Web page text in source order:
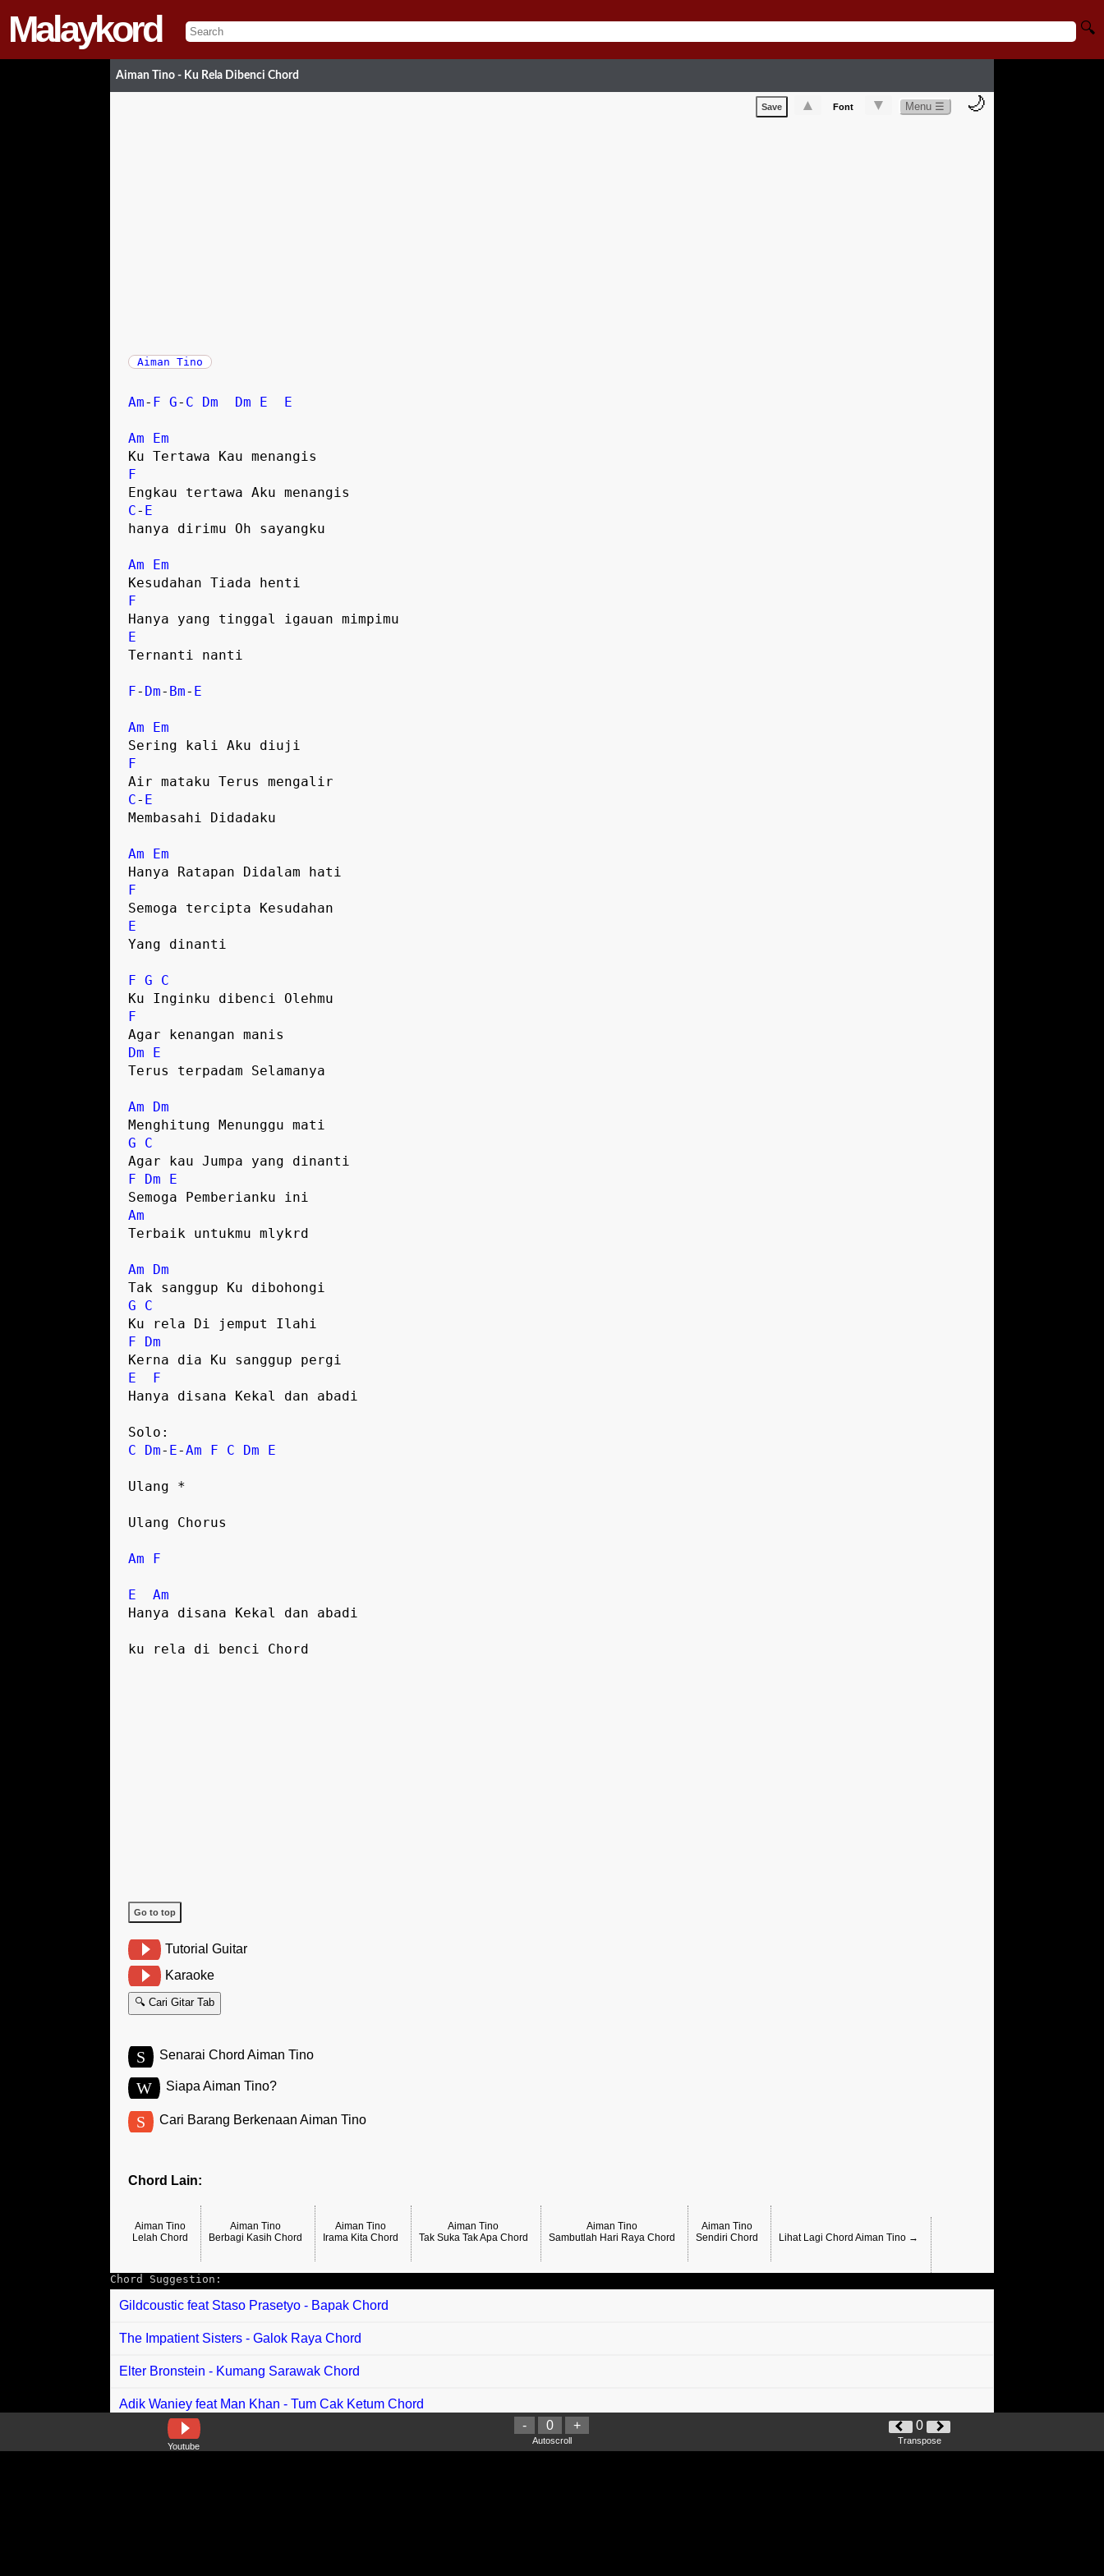
Malaykord 🔍
Aiman Tino - Ku Rela Dibenci Chord
Save ▲ Font ▼ Menu ☰ 🌙
Aiman Tino
Am- F G- C Dm Dm E E
Am
Em
F
C- E
hanya dirimu Oh sayangku
Am
Em
F
E
Ternanti nanti
F- Dm- Bm- E
Am
Em
F
C- E
Membasahi Didadaku
Am
Em
F
E
Yang dinanti
F G
C
F
Dm
E
Terus terpadam Selamanya
Am
Dm
G
C
F
Dm
E
Am
Terbaik untukmu mlykrd
Am
Dm
G
C
F
Dm
E
F
Hanya disana Kekal dan abadi
C
Dm- E-Am F C Dm E
Ulang *
Ulang Chorus
Am F
E
Am
Hanya disana Kekal dan abadi
Go to top
Tutorial Guitar
Karaoke
🔍 Cari Gitar Tab
S Senarai Chord Aiman Tino
W Siapa Aiman Tino?
S Cari Barang Berkenaan Aiman Tino
Chord Lain:
Aiman Tino
Lelah Chord
Aiman Tino
Berbagi Kasih Chord
Aiman Tino
Irama Kita Chord
Aiman Tino
Tak Suka Tak Apa Chord
Aiman Tino
Sambutlah Hari Raya Chord
Aiman Tino
Sendiri Chord
Lihat Lagi Chord Aiman Tino →
Chord Suggestion:
Gildcoustic feat Staso Prasetyo - Bapak Chord
The Impatient Sisters - Galok Raya Chord
Elter Bronstein - Kumang Sarawak Chord
Adik Waniey feat Man Khan - Tum Cak Ketum Chord
Thomas Arya - Kau Tinggal Saat Bahagia Chord
Youtube
- 0 +
Autoscroll
0
Transpose